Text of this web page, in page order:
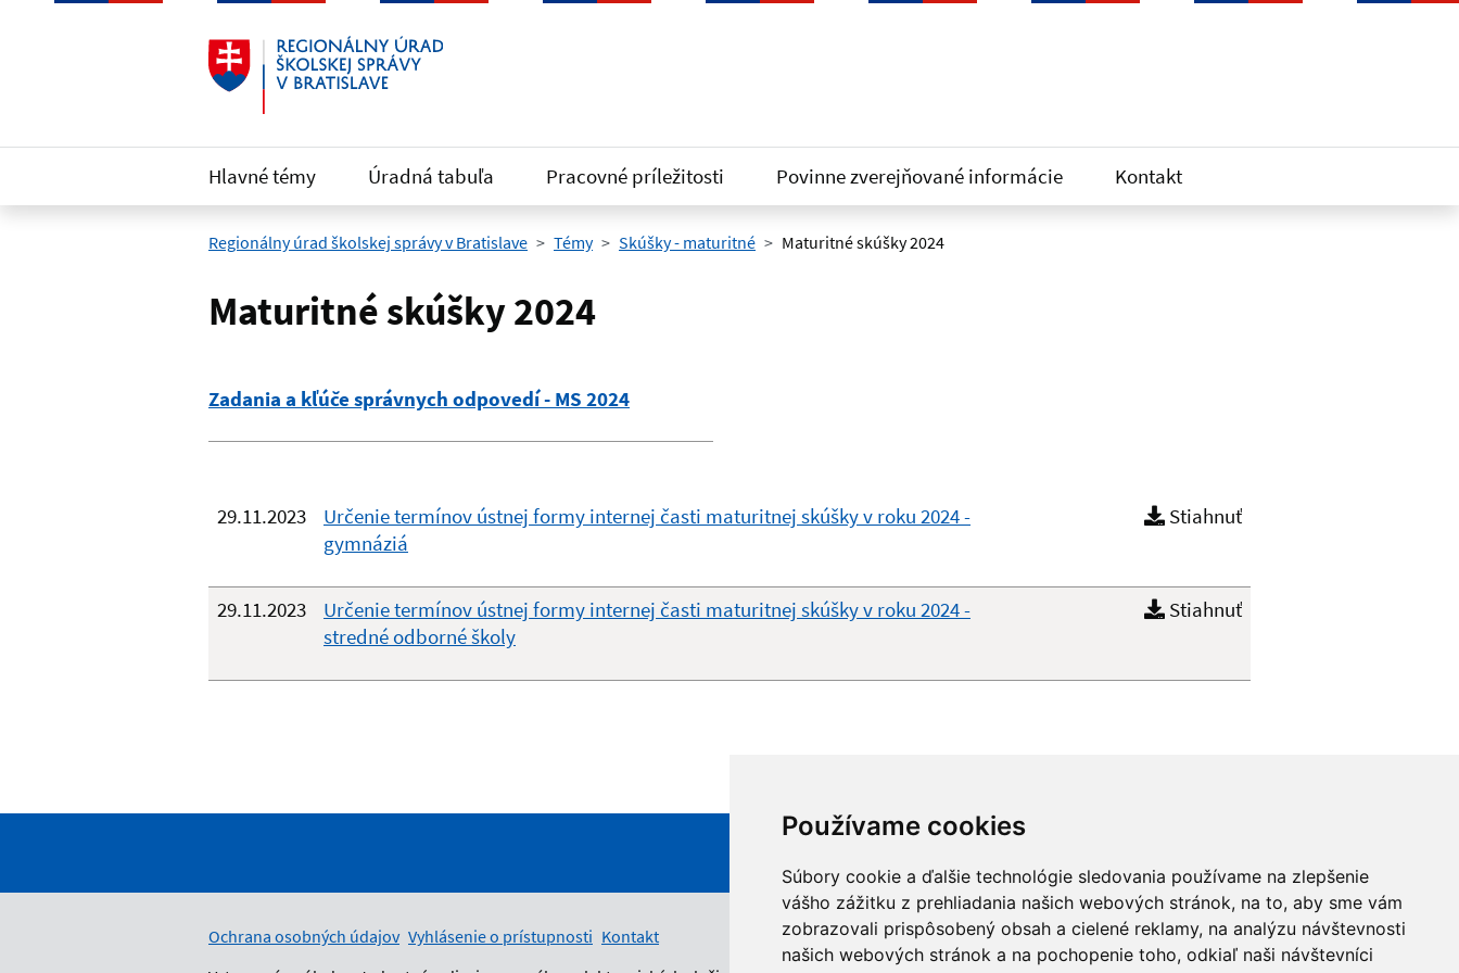
Používame cookies
Súbory cookie a ďalšie technológie sledovania používame na zlepšenie
vášho zážitku z prehliadania našich webových stránok, na to, aby sme vám
zobrazovali prispôsobený obsah a cielené reklamy, na analýzu návštevnosti
našich webových stránok a na pochopenie toho, odkiaľ naši návštevníci
Preskočiť na hlavný obsah
Hlavné témy Úradná tabuľa Pracovné príležitosti Povinne zverejňované informácie Kontakt
Regionálny úrad školskej správy v Bratislave Témy Skúšky - maturitné Maturitné skúšky 2024
Maturitné skúšky 2024
Zadania a kľúče správnych odpovedí - MS 2024
29.11.2023
Určenie termínov ústnej formy internej časti maturitnej skúšky v roku 2024 -
gymnáziá
Stiahnuť
29.11.2023
Určenie termínov ústnej formy internej časti maturitnej skúšky v roku 2024 -
stredné odborné školy
Stiahnuť
Ochrana osobných údajov Vyhlásenie o prístupnosti Kontakt